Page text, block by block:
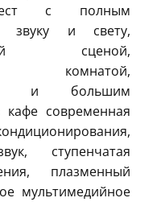
с полным
звуку и свету,
сценой,
комнатой,
и большим
современная
ступенчатая
плазменный
мультимедийное